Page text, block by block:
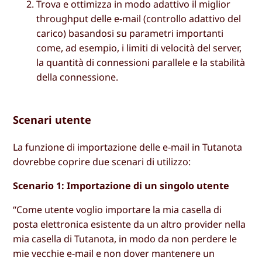
Trova e ottimizza in modo adattivo il miglior
throughput delle e-mail (controllo adattivo del
carico) basandosi su parametri importanti
come, ad esempio, i limiti di velocità del server,
la quantità di connessioni parallele e la stabilità
della connessione.
Scenari utente
La funzione di importazione delle e-mail in Tutanota
dovrebbe coprire due scenari di utilizzo:
Scenario 1: Importazione di un singolo utente
“Come utente voglio importare la mia casella di
posta elettronica esistente da un altro provider nella
mia casella di Tutanota, in modo da non perdere le
mie vecchie e-mail e non dover mantenere un